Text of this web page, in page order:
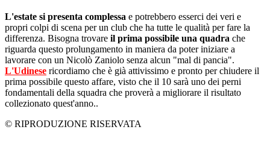
L'estate si presenta complessa e potrebbero esserci dei veri e
propri colpi di scena per un club che ha tutte le qualità per fare la
differenza. Bisogna trovare il prima possibile una quadra che
riguarda questo prolungamento in maniera da poter iniziare a
lavorare con un Nicolò Zaniolo senza alcun "mal di pancia".
L'Udinese ricordiamo che è già attivissimo e pronto per chiudere il
prima possibile questo affare, visto che il 10 sarà uno dei perni
fondamentali della squadra che proverà a migliorare il risultato
collezionato quest'anno..
© RIPRODUZIONE RISERVATA